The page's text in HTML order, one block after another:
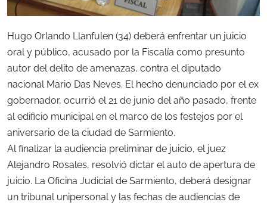
Hugo Orlando Llanfulen (34) deberá enfrentar un juicio
oral y público, acusado por la Fiscalía como presunto
autor del delito de amenazas, contra el diputado
nacional Mario Das Neves. El hecho denunciado por el ex
gobernador, ocurrió el 21 de junio del año pasado, frente
al edificio municipal en el marco de los festejos por el
aniversario de la ciudad de Sarmiento.
Al finalizar la audiencia preliminar de juicio, el juez
Alejandro Rosales, resolvió dictar el auto de apertura de
juicio. La Oficina Judicial de Sarmiento, deberá designar
un tribunal unipersonal y las fechas de audiencias de